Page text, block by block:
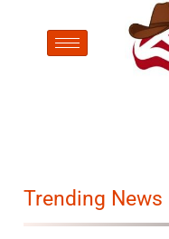
Trending News